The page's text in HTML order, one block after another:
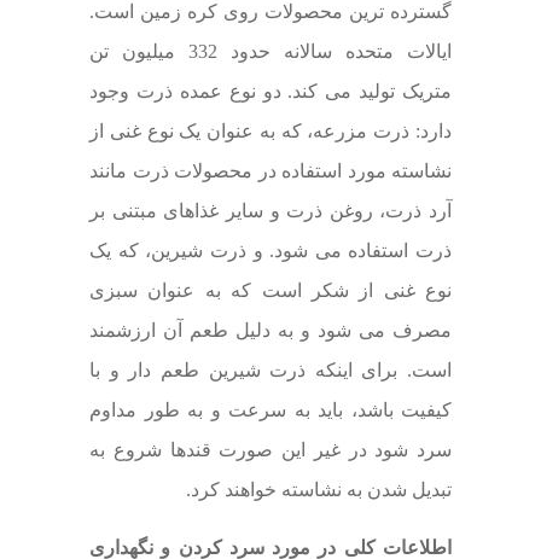
گسترده ترین محصولات روی کره زمین است.
ایالات متحده سالانه حدود 332 میلیون تن
متریک تولید می کند. دو نوع عمده ذرت وجود
دارد: ذرت مزرعه، که به عنوان یک نوع غنی از
نشاسته مورد استفاده در محصولات ذرت مانند
آرد ذرت، روغن ذرت و سایر غذاهای مبتنی بر
ذرت استفاده می شود. و ذرت شیرین، که یک
نوع غنی از شکر است که به عنوان سبزی
مصرف می شود و به دلیل طعم آن ارزشمند
است. برای اینکه ذرت شیرین طعم دار و با
کیفیت باشد، باید به سرعت و به طور مداوم
سرد شود در غیر این صورت قندها شروع به
تبدیل شدن به نشاسته خواهند کرد.
اطلاعات کلی در مورد سرد کردن و نگهداری